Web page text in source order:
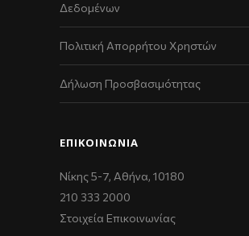
Δεδομένων
Πολιτική Απορρήτου Χρηστών
Δήλωση Προσβασιμότητας
ΕΠΙΚΟΙΝΩΝΊΑ
Νίκης 5-7, Αθήνα, 10180
210 333 2000
Στοιχεία Επικοινωνίας